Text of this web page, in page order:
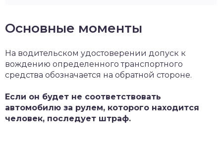
Основные моменты
На водительском удостоверении допуск к
вождению определенного транспортного
средства обозначается на обратной стороне.
Если он будет не соответствовать
автомобилю за рулем, которого находится
человек, последует штраф.